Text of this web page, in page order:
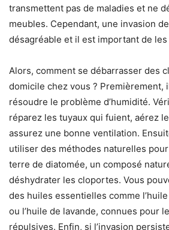
transmettent pas de maladies et ne
meubles. Cependant, une invasion
désagréable et il est important de
Alors, comment se débarrasser des
domicile chez vous ? Premièrement,
résoudre le problème d’humidité.
réparez les tuyaux qui fuient, aérez
assurez une bonne ventilation.
utiliser des méthodes naturelles
terre de diatomée, un composé
déshydrater les cloportes. Vous
des huiles essentielles comme
ou l’huile de lavande, connues pour
répulsives. Enfin, si l’invasion